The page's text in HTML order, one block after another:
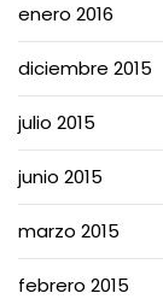
enero 2016
diciembre 2015
julio 2015
junio 2015
marzo 2015
febrero 2015